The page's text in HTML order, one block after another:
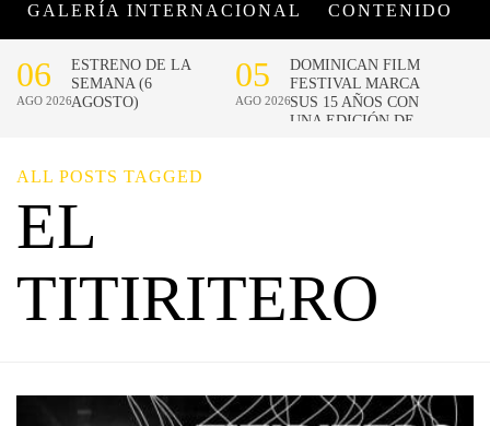
GALERÍA INTERNACIONAL CONTENIDO
ALL POSTS TAGGED
EL
TITIRITERO